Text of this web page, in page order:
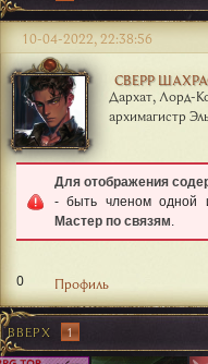
СВЕРР
Дархат, Лорд-
архимагистр
10-04-2022, 22:38:56
Для отображения
- быть членом одной
Мастер по связям.
0 Профиль
ВВЕРХ 1